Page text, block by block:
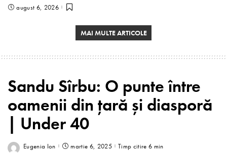
august 6, 2026
MAI MULTE ARTICOLE
Sandu Sîrbu: O punte între
oamenii din țară și diasporă
| Under 40
Eugenia Ion martie 6, 2025 Timp citire 6 min